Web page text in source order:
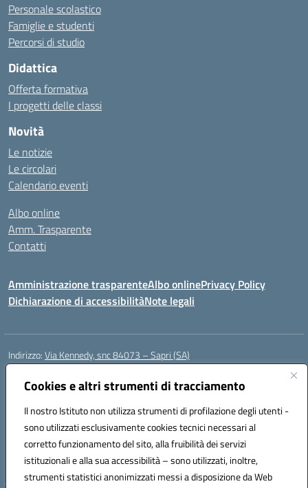
Cookies e altri strumenti di tracciamento
Il nostro Istituto non utilizza strumenti di profilazione degli utenti -
sono utilizzati esclusivamente cookies tecnici necessari al
corretto funzionamento del sito, alla fruibilità dei servizi
istituzionali e alla sua accessibilità – sono utilizzati, inoltre,
strumenti statistici anonimizzati messi a disposizione da Web
Personale scolastico
Famiglie e studenti
Percorsi di studio
Didattica
Offerta formativa
I progetti delle classi
Novità
Le notizie
Le circolari
Calendario eventi
Albo online
Amm. Trasparente
Contatti
Amministrazione trasparenteAlbo onlinePrivacy Policy
Dichiarazione di accessibilitàNote legali
Indirizzo:Via Kennedy, snc 84073 – Sapri (SA)
Centralino:
Posta elettronica certificata (PEC):saic878008@pec.istruzione.it
Codice fiscale: 84002700650
Codice meccanografico:SAIC878008
Codice Indice delle Pubbliche Amministrazioni (IPA): istsc_saic878008
Codice unico di fatturazione (CUF): UFYPHY